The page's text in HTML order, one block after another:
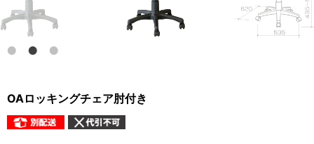
OAロッキングチェア肘付き